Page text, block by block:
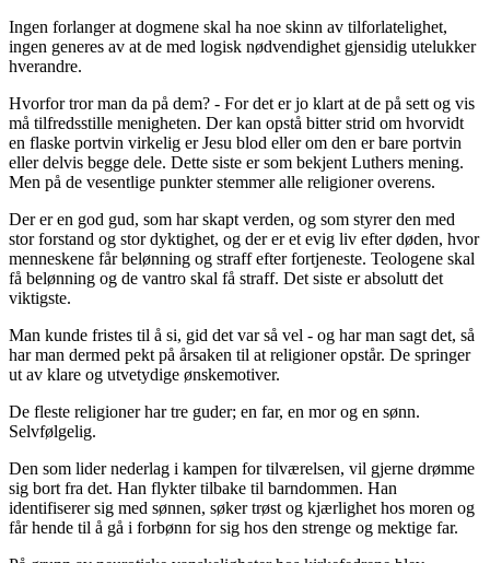
Ingen forlanger at dogmene skal ha noe skinn av tilforlatelighet,
ingen generes av at de med logisk nødvendighet gjensidig utelukker
hverandre.
Hvorfor tror man da på dem? - For det er jo klart at de på sett og vis
må tilfredsstille menigheten. Der kan opstå bitter strid om hvorvidt
en flaske portvin virkelig er Jesu blod eller om den er bare portvin
eller delvis begge dele. Dette siste er som bekjent Luthers mening.
Men på de vesentlige punkter stemmer alle religioner overens.
Der er en god gud, som har skapt verden, og som styrer den med
stor forstand og stor dyktighet, og der er et evig liv efter døden, hvor
menneskene får belønning og straff efter fortjeneste. Teologene skal
få belønning og de vantro skal få straff. Det siste er absolutt det
viktigste.
Man kunde fristes til å si, gid det var så vel - og har man sagt det, så
har man dermed pekt på årsaken til at religioner opstår. De springer
ut av klare og utvetydige ønskemotiver.
De fleste religioner har tre guder; en far, en mor og en sønn.
Selvfølgelig.
Den som lider nederlag i kampen for tilværelsen, vil gjerne drømme
sig bort fra det. Han flykter tilbake til barndommen. Han
identifiserer sig med sønnen, søker trøst og kjærlighet hos moren og
får hende til å gå i forbønn for sig hos den strenge og mektige far.